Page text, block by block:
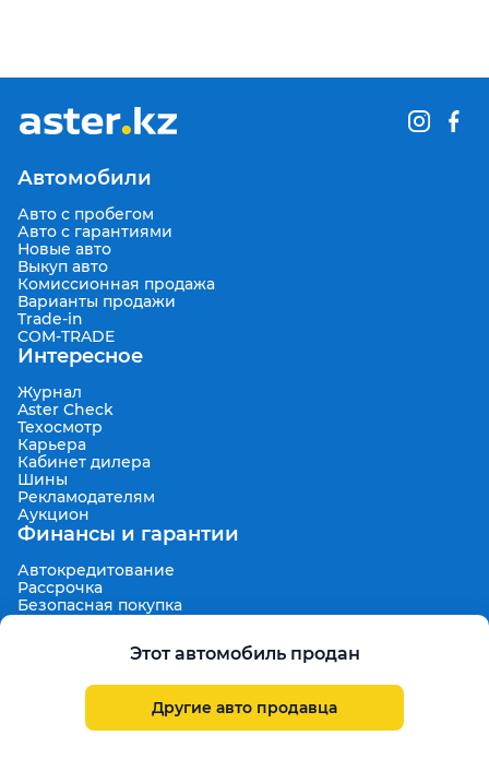
Этот автомобиль продан
Другие авто продавца
Автомобили
Авто с пробегом
Авто с гарантиями
Новые авто
Выкуп авто
Комиссионная продажа
Варианты продажи
Trade-in
COM-TRADE
Интересное
Журнал
Aster Check
Техосмотр
Карьера
Кабинет дилера
Шины
Рекламодателям
Аукцион
Финансы и гарантии
Автокредитование
Рассрочка
Безопасная покупка
Продленная гарантия
Aster Finance